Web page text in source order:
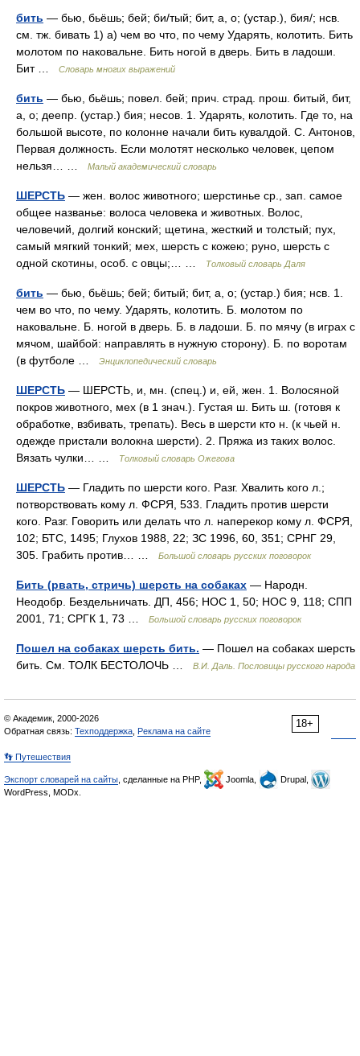
бить — бью, бьёшь; бей; би/тый; бит, а, о; (устар.), бия/; нсв.
см. тж. бивать 1) а) чем во что, по чему Ударять, колотить. Бить
молотом по наковальне. Бить ногой в дверь. Бить в ладоши.
Бит …
Словарь многих выражений
бить — бью, бьёшь; повел. бей; прич. страд. прош. битый, бит,
а, о; деепр. (устар.) бия; несов. 1. Ударять, колотить. Где то, на
большой высоте, по колонне начали бить кувалдой. С. Антонов,
Первая должность. Если молотят несколько человек, цепом
нельзя… …
Малый академический словарь
ШЕРСТЬ — жен. волос животного; шерстинье ср., зап. самое
общее названье: волоса человека и животных. Волос,
человечий, долгий конский; щетина, жесткий и толстый; пух,
самый мягкий тонкий; мех, шерсть с кожею; руно, шерсть с
одной скотины, особ. с овцы;… …
Толковый словарь Даля
бить — бью, бьёшь; бей; битый; бит, а, о; (устар.) бия; нсв. 1.
чем во что, по чему. Ударять, колотить. Б. молотом по
наковальне. Б. ногой в дверь. Б. в ладоши. Б. по мячу (в играх с
мячом, шайбой: направлять в нужную сторону). Б. по воротам
(в футболе …
Энциклопедический словарь
ШЕРСТЬ — ШЕРСТЬ, и, мн. (спец.) и, ей, жен. 1. Волосяной
покров животного, мех (в 1 знач.). Густая ш. Бить ш. (готовя к
обработке, взбивать, трепать). Весь в шерсти кто н. (к чьей н.
одежде пристали волокна шерсти). 2. Пряжа из таких волос.
Вязать чулки… …
Толковый словарь Ожегова
ШЕРСТЬ — Гладить по шерсти кого. Разг. Хвалить кого л.;
потворствовать кому л. ФСРЯ, 533. Гладить против шерсти
кого. Разг. Говорить или делать что л. наперекор кому л. ФСРЯ,
102; БТС, 1495; Глухов 1988, 22; ЗС 1996, 60, 351; СРНГ 29,
305. Грабить против… …
Большой словарь русских поговорок
Бить (рвать, стричь) шерсть на собаках — Народн.
Неодобр. Бездельничать. ДП, 456; НОС 1, 50; НОС 9, 118; СПП
2001, 71; СРГК 1, 73 …
Большой словарь русских поговорок
Пошел на собаках шерсть бить. — Пошел на собаках шерсть
бить. См. ТОЛК БЕСТОЛОЧЬ …
В.И. Даль. Пословицы русского народа
18+
© Академик, 2000-2026
Обратная связь: Техподдержка Реклама на сайте
👣 Путешествия
Экспорт словарей на сайты , сделанные на PHP, Joomla,
Drupal,
WordPress, MODx.